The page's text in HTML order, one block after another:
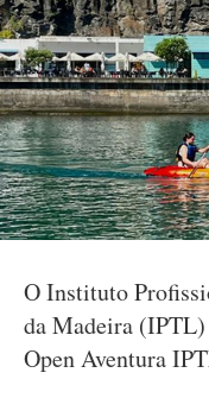
O Instituto
da Madeira
Open Aventura